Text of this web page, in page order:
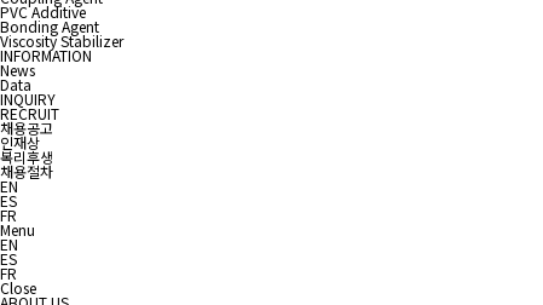
PVC Additive
Bonding Agent
Viscosity Stabilizer
INFORMATION
News
Data
INQUIRY
RECRUIT
채용공고
인재상
복리후생
채용절차
EN
ES
FR
Menu
EN
ES
FR
Close